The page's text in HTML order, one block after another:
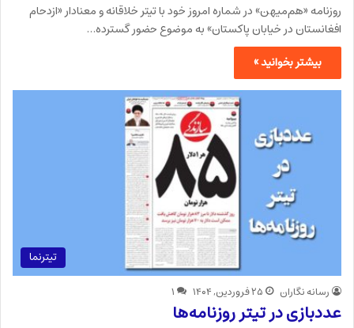
روزنامه «هم‌میهن» در شماره امروز خود با تیتر خلاقانه و معنادار «ازدحام
افغانستان در خیابان پاکستان» به موضوع حضور گسترده…
بیشتر بخوانید »
تیترنما
رسانه نگاران ۲۵ فروردین, ۱۴۰۴ ۱
عددبازی در تیتر روزنامه‌ها